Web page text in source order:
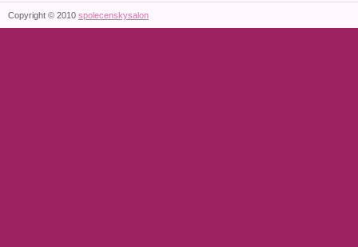
Copyright © 2010 spolecenskysalon